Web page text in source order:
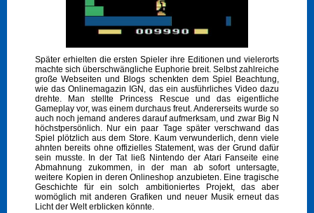
Später erhielten die ersten Spieler ihre Editionen und vielerorts
machte sich überschwängliche Euphorie breit. Selbst zahlreiche
große Webseiten und Blogs schenkten dem Spiel Beachtung,
wie das Onlinemagazin IGN, das ein ausführliches Video dazu
drehte. Man stellte Princess Rescue und das eigentliche
Gameplay vor, was einem durchaus freut. Andererseits wurde so
auch noch jemand anderes darauf aufmerksam, und zwar Big N
höchstpersönlich. Nur ein paar Tage später verschwand das
Spiel plötzlich aus dem Store. Kaum verwunderlich, denn viele
ahnten bereits ohne offizielles Statement, was der Grund dafür
sein musste. In der Tat ließ Nintendo der Atari Fanseite eine
Abmahnung zukommen, in der man ab sofort untersagte,
weitere Kopien in deren Onlineshop anzubieten. Eine tragische
Geschichte für ein solch ambitioniertes Projekt, das aber
womöglich mit anderen Grafiken und neuer Musik erneut das
Licht der Welt erblicken könnte.